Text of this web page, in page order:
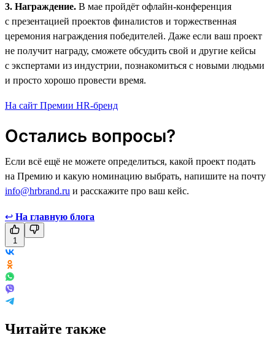
3. Награждение. В мае пройдёт офлайн-конференция
с презентацией проектов финалистов и торжественная
церемония награждения победителей. Даже если ваш проект
не получит награду, сможете обсудить свой и другие кейсы
с экспертами из индустрии, познакомиться с новыми людьми
и просто хорошо провести время.
На сайт Премии HR-бренд
Остались вопросы?
Если всё ещё не можете определиться, какой проект подать
на Премию и какую номинацию выбрать, напишите на почту
info@hrbrand.ru и расскажите про ваш кейс.
↩ На главную блога
1
Читайте также